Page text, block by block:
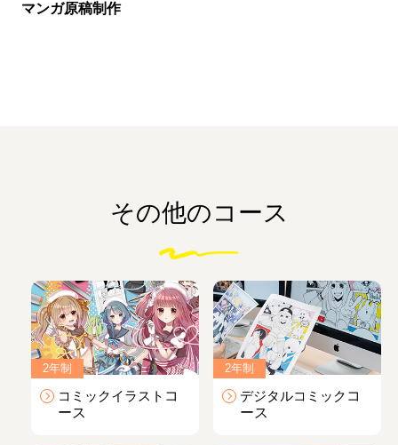
マンガ原稿制作
その他のコース
2年制
コミックイラスト コ
ース
2年制
デジタルコミック コ
ース